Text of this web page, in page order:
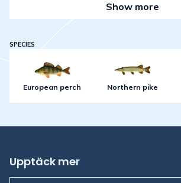
Show more
SPECIES
European perch Northern pike
Upptäck mer